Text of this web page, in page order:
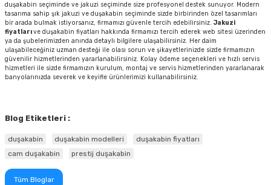
duşakabin seçiminde ve jakuzi seçiminde size profesyonel destek sunuyor. Modern
tasarıma sahip şık jakuzi ve duşakabin seçiminde sizde birbirinden özel tasarımları
bir arada bulmak istiyorsanız, firmamızı güvenle tercih edebilirsiniz. Jakuzi
fiyatlarıve duşakabin fiyatları hakkında firmamızı tercih ederek web sitesi üzerinden
ya da şubelerimizden anında detaylı bilgilere ulaşabilirsiniz. Her daim
ulaşabileceğiniz uzman desteği ile olası sorun ve şikayetlerinizde sizde firmamızın
güvenilir hizmetlerinden yararlanabilirsiniz. Kolay ödeme seçenekleri ve hızlı servis
hizmetleri ile sizde firmamızın kurulum, montaj ve servis hizmetlerinden yararlanarak
banyolarınızda severek ve keyifle ürünlerimizi kullanabilirsiniz.
Blog Etiketleri :
duşakabin duşakabin modelleri
duşakabin fiyatları
cam duşakabin
prestij duşakabin
Tüm Bloglar